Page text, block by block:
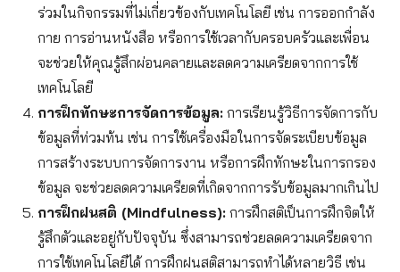
ร่วมในกิจกรรมที่ไม่เกี่ยวข้องกับเทคโนโลยี เช่น การออกกำลัง
กาย การอ่านหนังสือ หรือการใช้เวลากับครอบครัวและเพื่อน
จะช่วยให้คุณรู้สึกผ่อนคลายและลดความเครียดจากการใช้
เทคโนโลยี
การฝึกทักษะการจัดการข้อมูล:การเรียนรู้วิธีการจัดการกับ
ข้อมูลที่ท่วมท้น เช่น การใช้เครื่องมือในการจัดระเบียบข้อมูล
การสร้างระบบการจัดการงาน หรือการฝึกทักษะในการกรอง
ข้อมูล จะช่วยลดความเครียดที่เกิดจากการรับข้อมูลมากเกินไป
การฝึกฝนสติ (Mindfulness):การฝึกสติเป็นการฝึกจิตให้
รู้สึกตัวและอยู่กับปัจจุบัน ซึ่งสามารถช่วยลดความเครียดจาก
การใช้เทคโนโลยีได้ การฝึกฝนสติสามารถทำได้หลายวิธี เช่น